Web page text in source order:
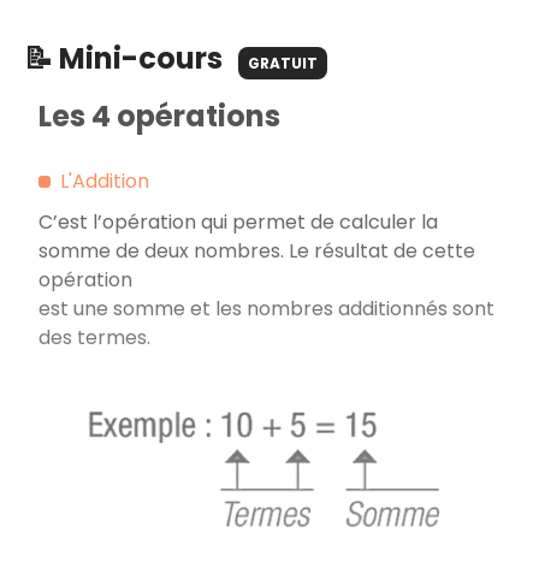
📝 Mini-cours GRATUIT
Les 4 opérations
L'Addition
C’est l’opération qui permet de calculer la
somme de deux nombres. Le résultat de cette
opération
est une somme et les nombres additionnés sont
des termes.